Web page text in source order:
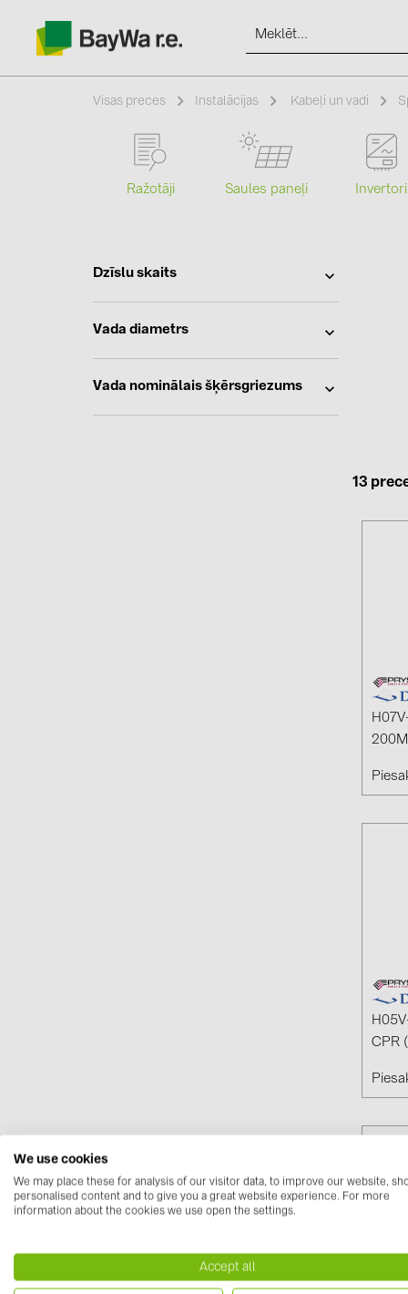
Produkti
Katalogi
kontakti
Visas preces Instalācijas Kabeļi un vadi
Ražotāji Saules paneļi Invertori
Dzīslu skaits
Vada diametrs
Vada nominālais šķērsgriezums
13
CPR
We use cookies
We may place these for analysis of our visitor data, to improve our website,
personalised content and to give you a great website experience. For more
information about the cookies we use open the settings.
Accept all